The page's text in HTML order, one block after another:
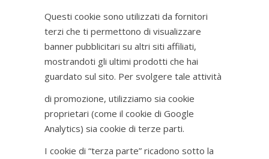
Questi cookie sono utilizzati da fornitori
terzi che ti permettono di visualizzare
banner pubblicitari su altri siti affiliati,
mostrandoti gli ultimi prodotti che hai
guardato sul sito. Per svolgere tale attività
di promozione, utilizziamo sia cookie
proprietari (come il cookie di Google
Analytics) sia cookie di terze parti.
I cookie di “terza parte” ricadono sotto la